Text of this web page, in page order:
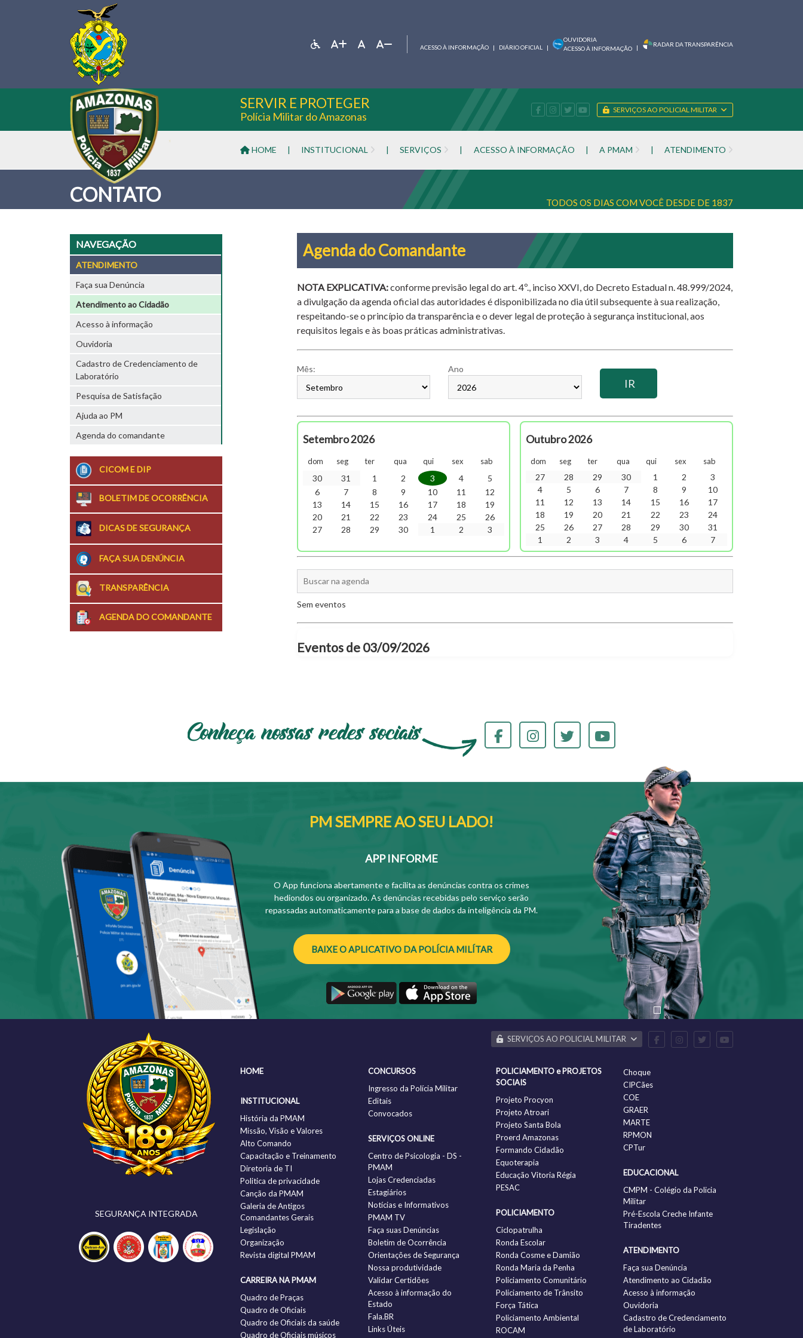
ACESSO À INFORMAÇÃO | DIÁRIO OFICIAL |
OUVIDORIA
ACESSO À INFORMAÇÃO
| RADAR DA TRANSPARÊNCIA
SERVIR E PROTEGER
Polícia Militar do Amazonas
SERVIÇOS AO POLICIAL MILITAR
HOME | INSTITUCIONAL | SERVIÇOS | ACESSO À INFORMAÇÃO | A PMAM | ATENDIMENTO
CONTATO TODOS OS DIAS COM VOCÊ DESDE DE 1837
NAVEGAÇÃO
ATENDIMENTO
Faça sua Denúncia
Atendimento ao Cidadão
Acesso à informação
Ouvidoria
Cadastro de Credenciamento de
Laboratório
Pesquisa de Satisfação
Ajuda ao PM
Agenda do comandante
CICOM E DIP
BOLETIM DE OCORRÊNCIA
DICAS DE SEGURANÇA
FAÇA SUA DENÚNCIA
TRANSPARÊNCIA
AGENDA DO COMANDANTE
Agenda do Comandante
NOTA EXPLICATIVA:conforme previsão legal do art. 4º., inciso XXVI, do Decreto Estadual n. 48.999/2024,
a divulgação da agenda oficial das autoridades é disponibilizada no dia útil subsequente à sua realização,
respeitando-se o princípio da transparência e o dever legal de proteção à segurança institucional, aos
requisitos legais e às boas práticas administrativas.
Mês: Ano
Setembro 2026
dom seg ter qua qui sex sab
30 31 1 2 3 4
5
6
7 8 9 10 11
12
13
14 15 16 17 18
19
20
21 22 23 24 25
26
27
28 29 30 1 2 3
Outubro 2026
dom seg ter qua qui sex sab
27 28 29 30 1 2
3
4
5 6 7 8 9
10
11
12 13 14 15 16
17
18
19 20 21 22 23
24
25
26 27 28 29 30
31
1
2 3 4 5 6 7
Sem eventos
Eventos de 03/09/2026
PM SEMPRE AO SEU LADO!
APP INFORME
O App funciona abertamente e facilita as denúncias contra os crimes
hediondos ou organizado. As denúncias recebidas pelo serviço serão
repassadas automaticamente para a base de dados da inteligência da PM.
BAIXE O APLICATIVO DA POLÍCIA MILÍTAR
SEGURANÇA INTEGRADA
SERVIÇOS AO POLICIAL MILITAR
HOME
INSTITUCIONAL
História da PMAM
Missão, Visão e Valores
Alto Comando
Capacitação e Treinamento
Diretoria de TI
Politica de privacidade
Canção da PMAM
Galeria de Antigos
Comandantes Gerais
Legislação
Organização
Revista digital PMAM
CARREIRA NA PMAM
Quadro de Praças
Quadro de Oficiais
Quadro de Oficiais da saúde
Quadro de Oficiais músicos
CONCURSOS
Ingresso da Polícia Militar
Editais
Convocados
SERVIÇOS ONLINE
Centro de Psicologia - DS -
PMAM
Lojas Credenciadas
Estagiários
Notícias e Informativos
PMAM TV
Faça suas Denúncias
Boletim de Ocorrência
Orientações de Segurança
Nossa produtividade
Validar Certidões
Acesso à informação do
Estado
Fala.BR
Links Úteis
POLICIAMENTO e PROJETOS
SOCIAIS
Projeto Procyon
Projeto Atroari
Projeto Santa Bola
Proerd Amazonas
Formando Cidadão
Equoterapia
Educação Vitoria Régia
PESAC
POLICIAMENTO
Ciclopatrulha
Ronda Escolar
Ronda Cosme e Damião
Ronda Maria da Penha
Policiamento Comunitário
Policiamento de Trânsito
Força Tática
Policiamento Ambiental
ROCAM
Choque
CIPCães
COE
GRAER
MARTE
RPMON
CPTur
EDUCACIONAL
CMPM - Colégio da Policia
Militar
Pré-Escola Creche Infante
Tiradentes
ATENDIMENTO
Faça sua Denúncia
Atendimento ao Cidadão
Acesso à informação
Ouvidoria
Cadastro de Credenciamento
de Laboratório